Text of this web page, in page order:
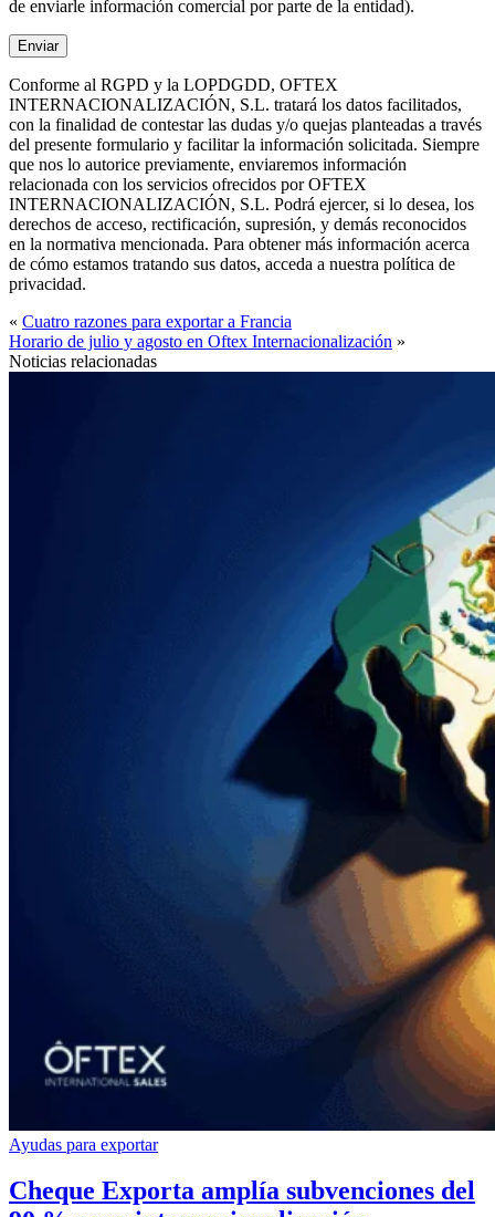
de enviarle información comercial por parte de la entidad).
Conforme al RGPD y la LOPDGDD, OFTEX
INTERNACIONALIZACIÓN, S.L. tratará los datos facilitados,
con la finalidad de contestar las dudas y/o quejas planteadas a través
del presente formulario y facilitar la información solicitada. Siempre
que nos lo autorice previamente, enviaremos información
relacionada con los servicios ofrecidos por OFTEX
INTERNACIONALIZACIÓN, S.L. Podrá ejercer, si lo desea, los
derechos de acceso, rectificación, supresión, y demás reconocidos
en la normativa mencionada. Para obtener más información acerca
de cómo estamos tratando sus datos, acceda a nuestra política de
privacidad.
« Cuatro razones para exportar a Francia
Horario de julio y agosto en Oftex Internacionalización »
Noticias relacionadas
Ayudas para exportar
Cheque Exporta amplía subvenciones del